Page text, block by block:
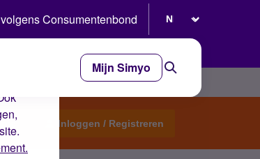
de
Consumentenbond
Mijn Simyo
Inloggen / Registreren